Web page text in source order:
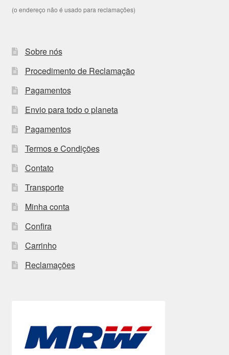
(o endereço não é usado para reclamações)
Sobre nós
Procedimento de Reclamação
Pagamentos
Envio para todo o planeta
Pagamentos
Termos e Condições
Contato
Transporte
Minha conta
Confira
Carrinho
Reclamações